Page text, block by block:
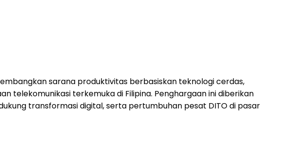
sarana produktivitas berbasiskan teknologi cerdas,
telekomunikasi terkemuka di Filipina. Penghargaan ini diberikan
transformasi digital, serta pertumbuhan pesat DITO di pasar